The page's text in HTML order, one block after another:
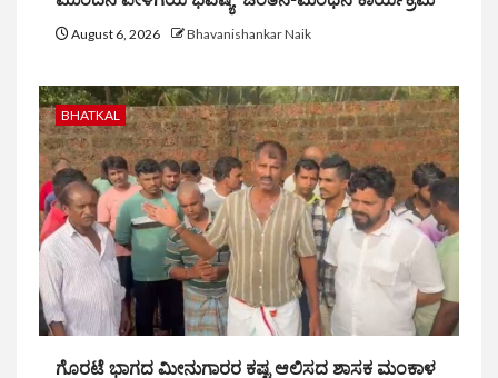
August 6, 2026 Bhavanishankar Naik
BHATKAL
ಗೊರಟೆ ಭಾಗದ ಮೀನುಗಾರರ ಕಷ್ಟ ಆಲಿಸದ ಶಾಸಕ ಮಂಕಾಳ